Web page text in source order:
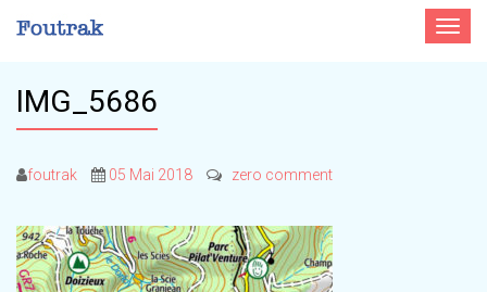
Toggle
IMG_5686
foutrak 05 Mai 2018 zero comment